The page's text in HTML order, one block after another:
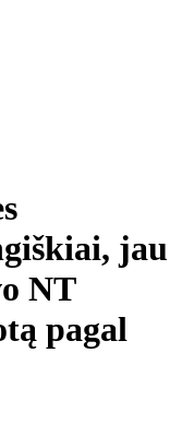
jau
NT
pagal